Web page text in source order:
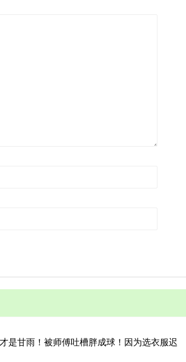
是甘雨！被师傅吐槽胖成球！因为选衣服迟